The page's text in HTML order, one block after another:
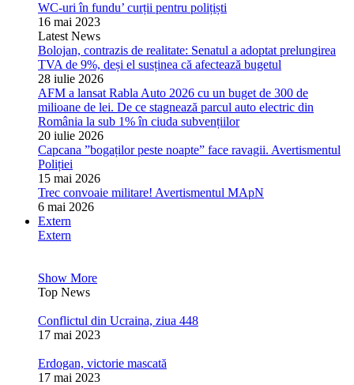
WC-uri în fundu’ curții pentru polițiști
16 mai 2023
Latest News
Bolojan, contrazis de realitate: Senatul a adoptat prelungirea
TVA de 9%, deși el susținea că afectează bugetul
28 iulie 2026
AFM a lansat Rabla Auto 2026 cu un buget de 300 de
milioane de lei. De ce stagnează parcul auto electric din
România la sub 1% în ciuda subvențiilor
20 iulie 2026
Capcana ”bogaților peste noapte” face ravagii. Avertismentul
Poliției
15 mai 2026
Trec convoaie militare! Avertismentul MApN
6 mai 2026
Extern
Extern
Show More
Top News
Conflictul din Ucraina, ziua 448
17 mai 2023
Erdogan, victorie mascată
17 mai 2023